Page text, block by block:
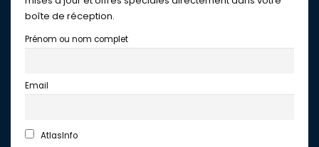
boîte de réception.
Prénom ou nom complet
Email
AtlasInfo